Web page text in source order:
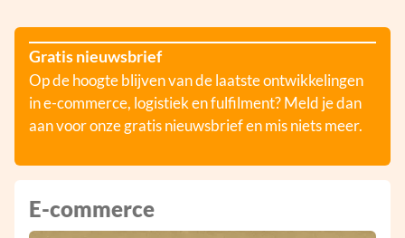
Gratis nieuwsbrief
Op de hoogte blijven van de laatste ontwikkelingen
in e-commerce, logistiek en fulfilment? Meld je dan
aan voor onze gratis nieuwsbrief en mis niets meer.
E-commerce